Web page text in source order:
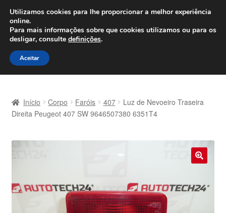
ENVIO a partir de 7 EUR
Seg-Sex, das 9h às 16h800 500 967
Ir
para
a
Saltar
para
o
Carrinho
Envio para todo o planeta
Início Corpo Faróis 407
Luz de Nevoeiro Traseira
Direita Peugeot 407 SW 9646507380 6351T4
Utilizamos cookies para lhe proporcionar a melhor experiência
online.
Para mais informações sobre que cookies utilizamos ou para os
desligar, consulte definições.
Aceitar